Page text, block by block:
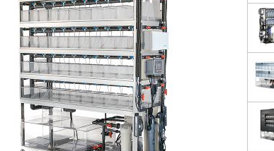
IWAKI AQUATIC
水生生物の維持管理に特化したシステムを
提供
会員登録
会員ログイン
ニュースリリース
過去のメールマガジン一覧